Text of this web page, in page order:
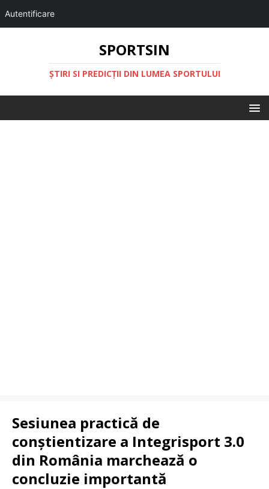
Autentificare
SPORTSIN
ŞTIRI SI PREDICŢII DIN LUMEA SPORTULUI
Sesiunea practică de
conștientizare a Integrisport 3.0
din România marchează o
concluzie importantă